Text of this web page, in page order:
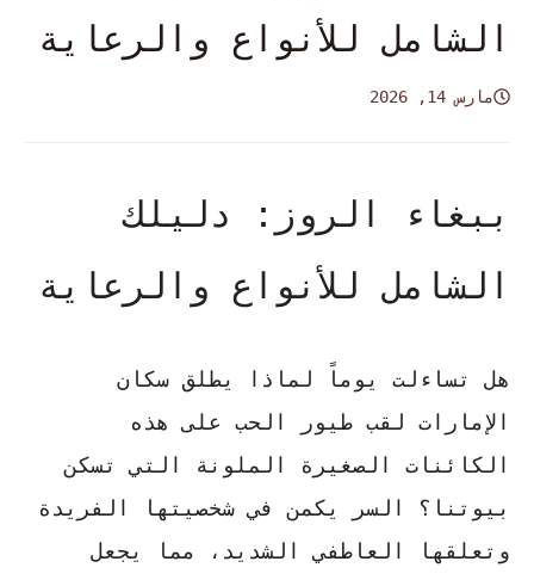
الشامل للأنواع والرعاية
مارس 14, 2026
ببغاء الروز: دليلك
الشامل للأنواع والرعاية
هل تساءلت يوماً لماذا يطلق سكان
الإمارات لقب طيور الحب على هذه
الكائنات الصغيرة الملونة التي تسكن
بيوتنا؟ السر يكمن في شخصيتها الفريدة
وتعلقها العاطفي الشديد، مما يجعل